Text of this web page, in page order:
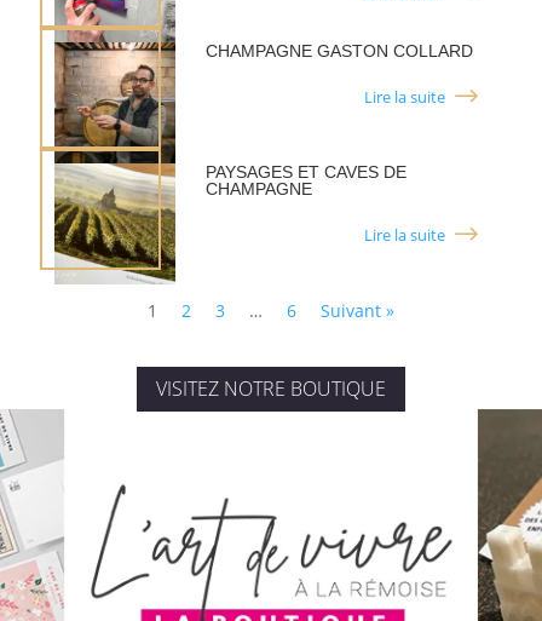
CHAMPAGNE GASTON COLLARD
Lire la suite
PAYSAGES ET CAVES DE
CHAMPAGNE
Lire la suite
1 2 3 … 6 Suivant »
VISITEZ NOTRE BOUTIQUE